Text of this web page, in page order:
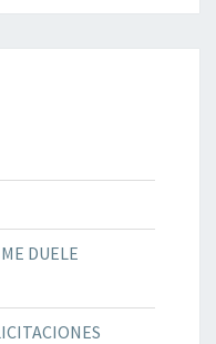
ME DUELE